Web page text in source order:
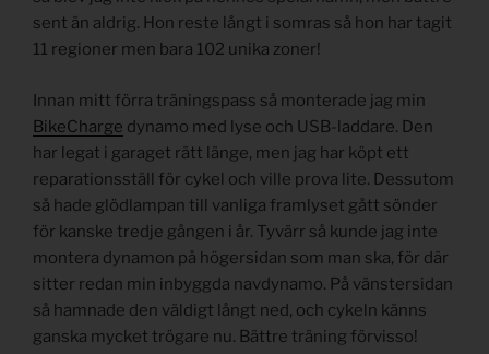
sent än aldrig. Hon reste långt i somras så hon har tagit
11 regioner men bara 102 unika zoner!
Innan mitt förra träningspass så monterade jag min
BikeCharge dynamo med lyse och USB-laddare. Den
har legat i garaget rätt länge, men jag har köpt ett
reparationsställ för cykel och ville prova lite. Dessutom
så hade glödlampan till vanliga framlyset gått sönder
för kanske tredje gången i år. Tyvärr så kunde jag inte
montera dynamon på högersidan som man ska, för där
sitter redan min inbyggda navdynamo. På vänstersidan
så hamnade den väldigt långt ned, och cykeln känns
ganska mycket trögare nu. Bättre träning förvisso!